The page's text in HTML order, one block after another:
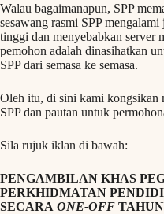
Walau bagaimanapun, SPP
sesawang rasmi SPP
tinggi dan menyebabkan server
pemohon adalah dinasihatkan
SPP dari semasa ke semasa.
Oleh itu, di sini kami kongsikan
SPP dan pautan untuk
Sila rujuk iklan di bawah:
PENGAMBILAN KHAS
PERKHIDMATAN
SECARA ONE-OFF TAHUN